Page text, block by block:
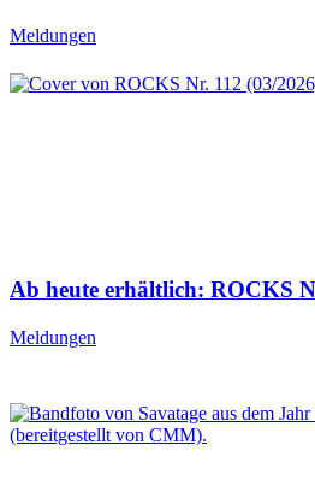
Meldungen
Ab heute erhältlich: ROCKS
Meldungen